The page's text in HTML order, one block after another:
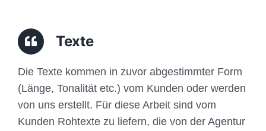
Texte
Die Texte kommen in zuvor abgestimmter Form
(Länge, Tonalität etc.) vom Kunden oder werden
von uns erstellt. Für diese Arbeit sind vom
Kunden Rohtexte zu liefern, die von der Agentur